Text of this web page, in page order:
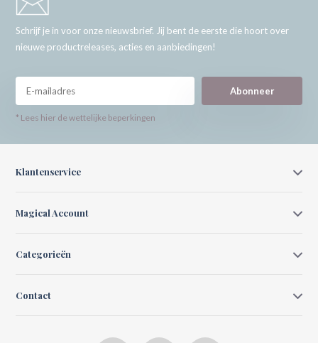
Schrijf je in voor onze nieuwsbrief. Jij bent de eerste die hoort over
nieuwe productreleases, acties en aanbiedingen!
Abonneer
* Lees hier de wettelijke beperkingen
Klantenservice
Magical Account
Categorieën
Contact